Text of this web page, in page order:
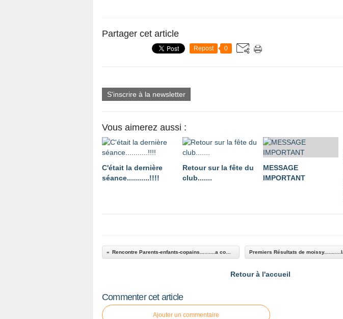
Partager cet article
Repost 0
S'inscrire à la newsletter
Vous aimerez aussi :
C'était la dernière
séance...........!!!!
Retour sur la fête du
club.......
MESSAGE
IMPORTANT
Retour à l'accueil
Commenter cet article
Ajouter un commentaire